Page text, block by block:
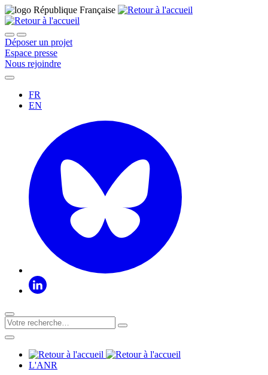
Déposer un projet
Espace presse
Nous rejoindre
FR
EN
L'ANR